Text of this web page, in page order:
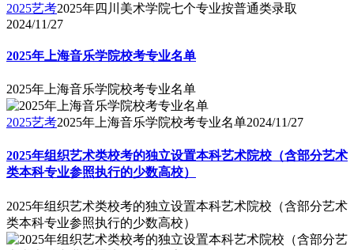
2025艺考2025年四川美术学院七个专业按普通类录取
2024/11/27
2025年上海音乐学院校考专业名单
2025年上海音乐学院校考专业名单
2025艺考2025年上海音乐学院校考专业名单2024/11/27
2025年组织艺术类校考的独立设置本科艺术院校（含部分艺术
类本科专业参照执行的少数高校）
2025年组织艺术类校考的独立设置本科艺术院校（含部分艺术
类本科专业参照执行的少数高校）